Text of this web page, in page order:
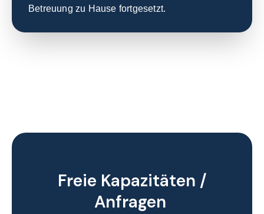
Betreuung zu Hause fortgesetzt.
Freie Kapazitäten /
Anfragen